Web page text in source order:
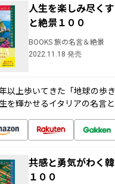
人生を楽しみ尽く
と絶景１００
BOOKS 旅の名言＆絶景
2022.11.18 発売
以上歩いてきた「地球の歩
を輝かせるイタリアの名言
共感と勇気がわく
１００